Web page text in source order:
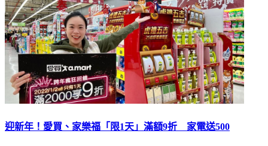
迎新年！愛買、家樂福「限1天」滿額9折 家電送500